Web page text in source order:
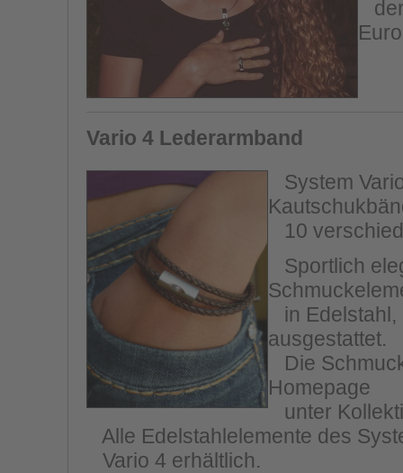
Vario 4 Lederarmband
System
10
Sportlich
in Edelstahl,
ausgestattet.
Die
Homepage
unter
Alle Edelstahlelemente des
Vario 4 erhältlich.